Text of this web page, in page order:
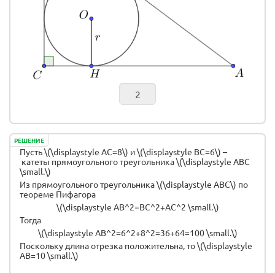
РЕШЕНИЕ
Пусть \(\displaystyle AC=8\) и \(\displaystyle BC=6\) –
катеты прямоугольного треугольника \(\displaystyle ABC
\small.\)
Из прямоугольного треугольника \(\displaystyle ABC\) по
теореме Пифагора
\(\displaystyle AB^2=BC^2+AC^2 \small.\)
Тогда
\(\displaystyle AB^2=6^2+8^2=36+64=100 \small.\)
Поскольку длина отрезка положительна, то \(\displaystyle
AB=10 \small.\)